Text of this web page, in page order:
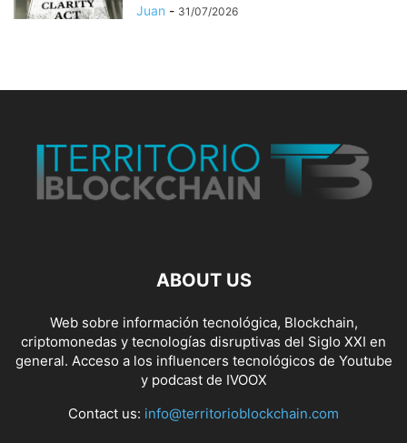
Juan - 31/07/2026
ABOUT US
Web sobre información tecnológica, Blockchain,
criptomonedas y tecnologías disruptivas del Siglo XXI en
general. Acceso a los influencers tecnológicos de Youtube
y podcast de IVOOX
Contact us: info@territorioblockchain.com